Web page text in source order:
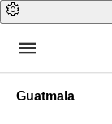
Guatmala